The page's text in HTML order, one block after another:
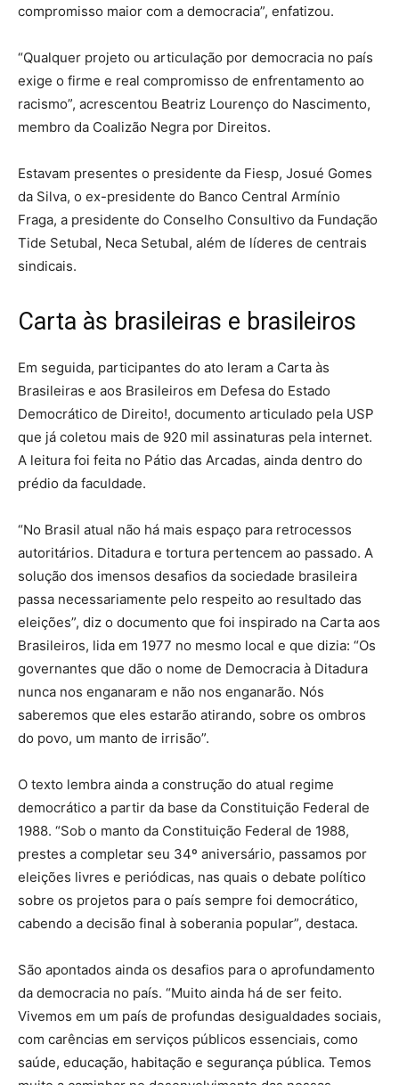
compromisso maior com a democracia”, enfatizou.
“Qualquer projeto ou articulação por democracia no país
exige o firme e real compromisso de enfrentamento ao
racismo”, acrescentou Beatriz Lourenço do Nascimento,
membro da Coalizão Negra por Direitos.
Estavam presentes o presidente da Fiesp, Josué Gomes
da Silva, o ex-presidente do Banco Central Armínio
Fraga, a presidente do Conselho Consultivo da Fundação
Tide Setubal, Neca Setubal, além de líderes de centrais
sindicais.
Carta às brasileiras e brasileiros
Em seguida, participantes do ato leram a Carta às
Brasileiras e aos Brasileiros em Defesa do Estado
Democrático de Direito!, documento articulado pela USP
que já coletou mais de 920 mil assinaturas pela internet.
A leitura foi feita no Pátio das Arcadas, ainda dentro do
prédio da faculdade.
“No Brasil atual não há mais espaço para retrocessos
autoritários. Ditadura e tortura pertencem ao passado. A
solução dos imensos desafios da sociedade brasileira
passa necessariamente pelo respeito ao resultado das
eleições”, diz o documento que foi inspirado na Carta aos
Brasileiros, lida em 1977 no mesmo local e que dizia: “Os
governantes que dão o nome de Democracia à Ditadura
nunca nos enganaram e não nos enganarão. Nós
saberemos que eles estarão atirando, sobre os ombros
do povo, um manto de irrisão”.
O texto lembra ainda a construção do atual regime
democrático a partir da base da Constituição Federal de
1988. “Sob o manto da Constituição Federal de 1988,
prestes a completar seu 34º aniversário, passamos por
eleições livres e periódicas, nas quais o debate político
sobre os projetos para o país sempre foi democrático,
cabendo a decisão final à soberania popular”, destaca.
São apontados ainda os desafios para o aprofundamento
da democracia no país. “Muito ainda há de ser feito.
Vivemos em um país de profundas desigualdades sociais,
com carências em serviços públicos essenciais, como
saúde, educação, habitação e segurança pública. Temos